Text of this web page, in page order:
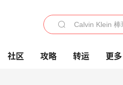
社区 攻略 转运 更多